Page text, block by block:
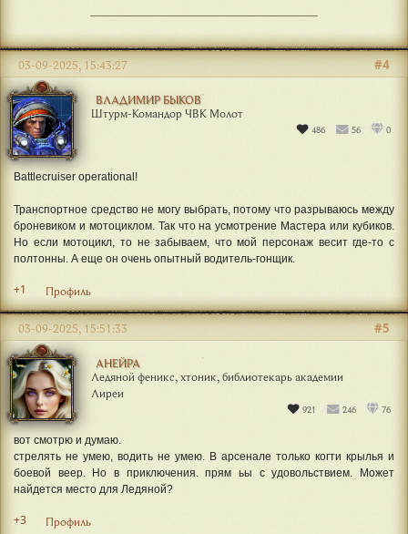
ВЛАДИМИР БЫКОВ
Штурм-Командор ЧВК Молот
486 56 0
#4
03-09-2025, 15:43:27
Battlecruiser operational!
Транспортное средство не могу выбрать, потому что разрываюсь между
броневиком и мотоциклом. Так что на усмотрение Мастера или кубиков.
Но если мотоцикл, то не забываем, что мой персонаж весит где-то с
полтонны. А еще он очень опытный водитель-гонщик.
+1 Профиль
АНЕЙРА
Ледяной феникс, хтоник, библиотекарь академии
Лиреи
921 246 76
#5
03-09-2025, 15:51:33
вот смотрю и думаю.
стрелять не умею, водить не умею. В арсенале только когти крылья и
боевой веер. Но в приключения. прям ьы с удовольствием. Может
найдется место для Ледяной?
+3 Профиль